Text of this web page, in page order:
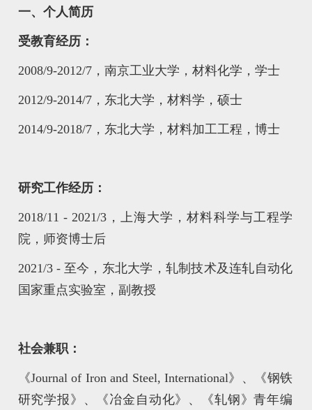
一、个人简历
受教育经历：
2008/9-2012/7，南京工业大学，材料化学，学士
2012/9-2014/7，东北大学，材料学，硕士
2014/9-2018/7，东北大学，材料加工工程，博士
研究工作经历：
2018/11 - 2021/3，上海大学，材料科学与工程学
院，师资博士后
2021/3 - 至今，东北大学，轧制技术及连轧自动化
国家重点实验室，副教授
社会兼职：
《Journal of Iron and Steel, International》、《钢铁
研究学报》、《冶金自动化》、《轧钢》青年编